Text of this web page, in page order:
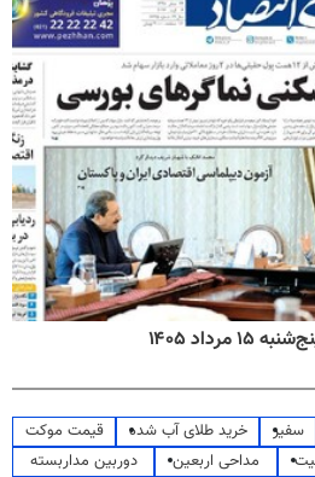
۱۴۰۵
سفیر خرید طلای آب شده
قیمت موکت
مداحی اربعین
دوربین مداربسته